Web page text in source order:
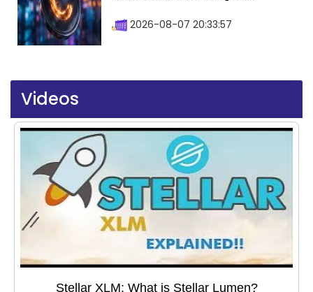
2026-08-07 20:33:57
Videos
Stellar XLM: What is Stellar Lumen?